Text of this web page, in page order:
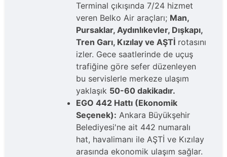
Terminal çıkışında 7/24 hizmet
veren Belko Air araçları; Man,
Pursaklar, Aydınlıkevler, Dışkapı,
Tren Garı, Kızılay ve AŞTİ rotasını
izler. Gece saatlerinde de uçuş
trafiğine göre sefer düzenleyen
bu servislerle merkeze ulaşım
yaklaşık 50-60 dakikadır.
EGO 442 Hattı (Ekonomik
Seçenek): Ankara Büyükşehir
Belediyesi'ne ait 442 numaralı
hat, havalimanı ile AŞTİ ve Kızılay
arasında ekonomik ulaşım sağlar.